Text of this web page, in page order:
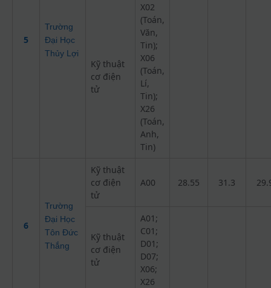
5
Trường
Đại Học
Thủy Lợi
Kỹ thuật
cơ điện
tử
X02
(Toán,
Văn,
Tin);
X06
(Toán,
Lí,
Tin);
X26
(Toán,
Anh,
Tin)
6
Trường
Đại Học
Tôn Đức
Thắng
Kỹ thuật
cơ điện
tử
A00 28.55 31.3
Kỹ thuật
cơ điện
tử
A01;
C01;
D01;
D07;
X06;
X26